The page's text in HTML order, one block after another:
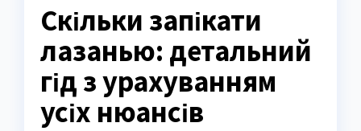
Скільки запікати
лазанью: детальний
гід з урахуванням
усіх нюансів